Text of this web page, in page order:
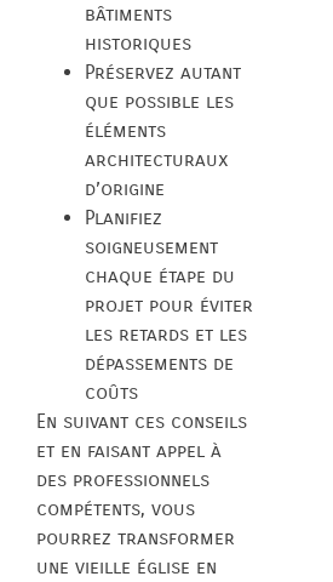
bâtiments
historiques
Préservez autant
que possible les
éléments
architecturaux
d’origine
Planifiez
soigneusement
chaque étape du
projet pour éviter
les retards et les
dépassements de
coûts
En suivant ces conseils
et en faisant appel à
des professionnels
compétents, vous
pourrez transformer
une vieille église en